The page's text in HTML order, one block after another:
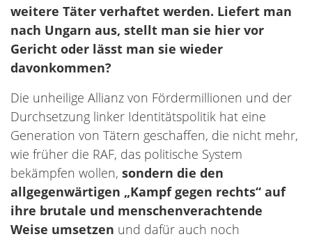
weitere Täter verhaftet werden. Liefert man
nach Ungarn aus, stellt man sie hier vor
Gericht oder lässt man sie wieder
davonkommen?
Die unheilige Allianz von Fördermillionen und der
Durchsetzung linker Identitätspolitik hat eine
Generation von Tätern geschaffen, die nicht mehr,
wie früher die RAF, das politische System
bekämpfen wollen, sondern die den
allgegenwärtigen „Kampf gegen rechts“ auf
ihre brutale und menschenverachtende
Weise umsetzen und dafür auch noch